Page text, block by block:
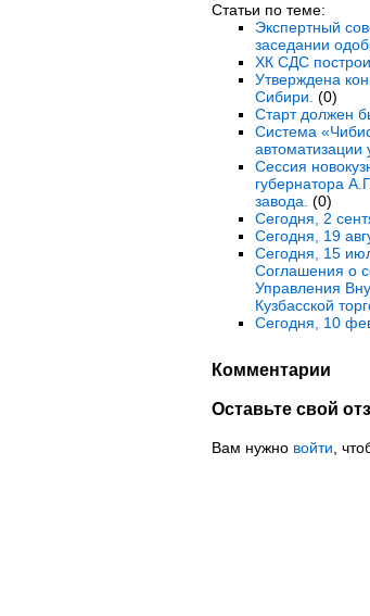
Статьи по теме:
Экспертный
заседании
ХК СДС
Утверждена
Сибири. (0)
Старт должен
Система
автоматизации
Сессия
губернатора
завода. (0)
Сегодня, 2
Сегодня, 19
Сегодня, 15
Соглашения о
Управления
Кузбасской
Сегодня, 10
Комментарии
Оставьте свой
Вам нужно войти ,